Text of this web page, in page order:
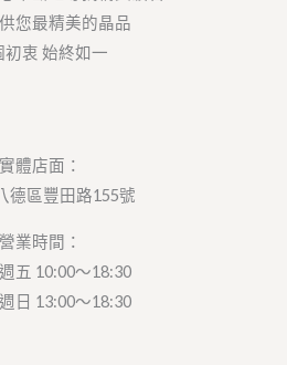
您最精美的晶品
初衷 始終如一
實體店面：
德區豐田路155號
營業時間：
五 10:00～18:30
日 13:00～18:30